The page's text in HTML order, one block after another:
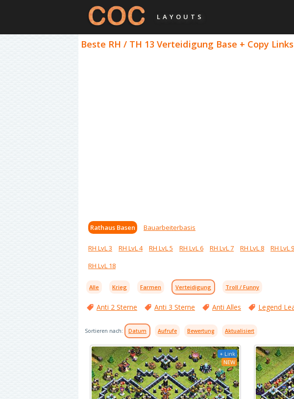
LAYOUTS
Beste RH / TH 13 Verteidigung Base + Copy
Rathaus Basen Bauarbeiterbasis
RH LvL 3 RH LvL 4 RH LvL 5 RH LvL 6 RH LvL 7 RH LvL 8 RH LvL 9
RH LvL 18
Alle Krieg Farmen Verteidigung Troll / Funny
Anti 2 Sterne Anti 3 Sterne Anti Alles Legend
Sortieren nach: Datum Aufrufe Bewertung Aktualisiert
+ Link
NEW